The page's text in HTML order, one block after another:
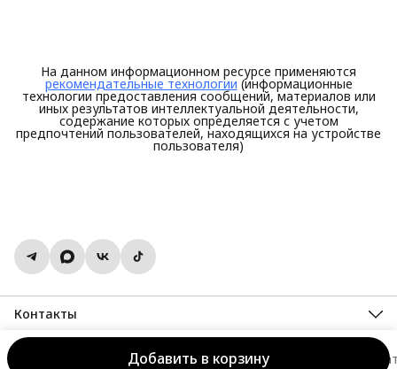
Добавить в корзину
На данном информационном ресурсе применяются
рекомендательные технологии (информационные
технологии предоставления сообщений, материалов или
иных результатов интеллектуальной деятельности,
содержание которых определяется с учетом
предпочтений пользователей, находящихся на устройстве
пользователя)
Контакты
Адрес
г. Иваново, ул Поэта Майорова 6/7
SHERYSHEFF. Носи, как чувствуешь!Оплата Доставка и